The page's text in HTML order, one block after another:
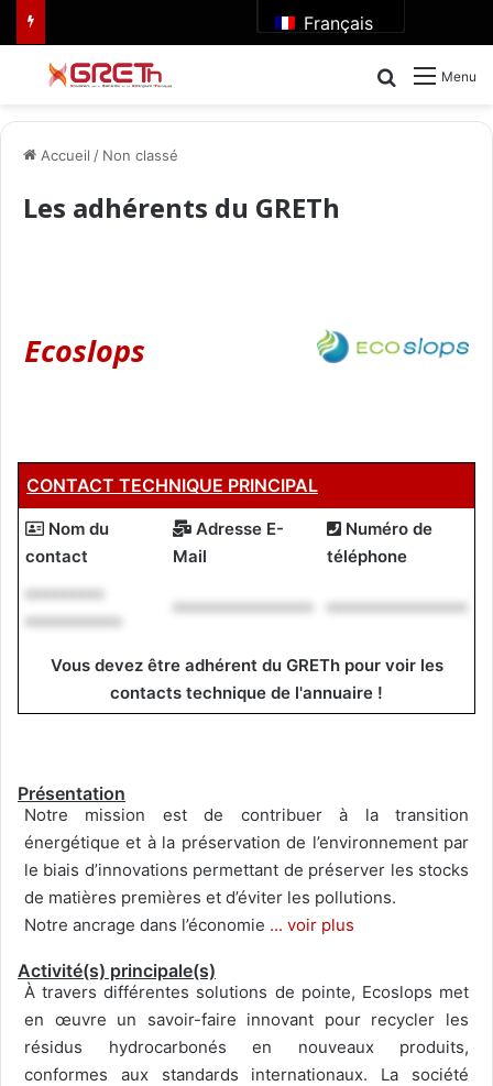
Français
Menu
Rechercher
Accueil / Non classé
Les adhérents du GRETh
Ecoslops
CONTACT TECHNIQUE PRINCIPAL
Nom du
contact
Adresse E-
Mail
Numéro de
téléphone
*********
***********
**************** ****************
Vous devez être adhérent du GRETh pour voir les
contacts technique de l'annuaire !
Présentation
Notre mission est de contribuer à la transition
énergétique et à la préservation de l’environnement par
le biais d’innovations permettant de préserver les stocks
de matières premières et d’éviter les pollutions.
Notre ancrage dans l’économie ... voir plus
Activité(s) principale(s)
À travers différentes solutions de pointe, Ecoslops met
en œuvre un savoir-faire innovant pour recycler les
résidus hydrocarbonés en nouveaux produits,
conformes aux standards internationaux. La société